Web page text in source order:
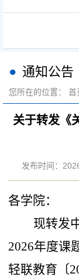
通知公告
您所在的位置： 首
关于转发《
发布时间：
各学院：
现转发
2026年度课
轻联教育〔